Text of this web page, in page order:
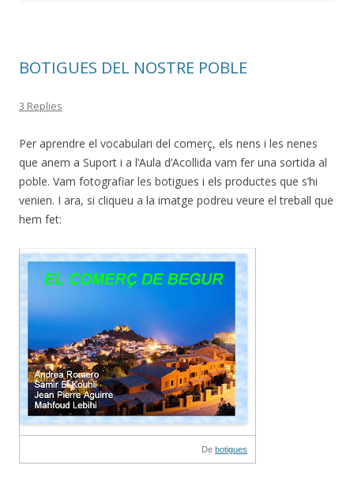
k ix
BOTIGUES DEL NOSTRE POBLE
3 Replies
Per aprendre el vocabulari del comerç, els nens i les nenes
que anem a Suport i a l’Aula d’Acollida vam fer una sortida al
poble. Vam fotografiar les botigues i els productes que s’hi
venien. I ara, si cliqueu a la imatge podreu veure el treball que
hem fet:
De botigues